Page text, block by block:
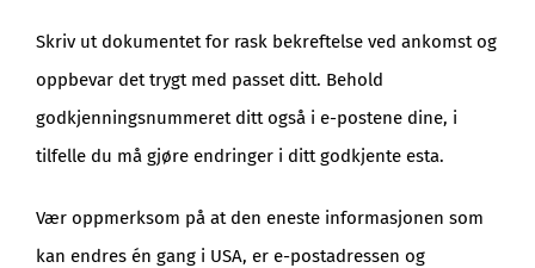
Skriv ut dokumentet for rask bekreftelse ved ankomst og
oppbevar det trygt med passet ditt. Behold
godkjenningsnummeret ditt også i e-postene dine, i
tilfelle du må gjøre endringer i ditt godkjente esta.
Vær oppmerksom på at den eneste informasjonen som
kan endres én gang i USA, er e-postadressen og